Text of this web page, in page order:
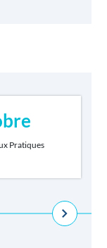
Pratiques